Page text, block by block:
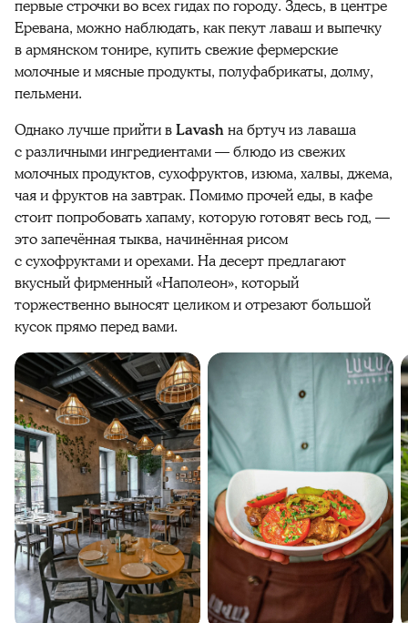
первые строчки во всех гидах по городу. Здесь, в центре
Еревана, можно наблюдать, как пекут лаваш и выпечку
в армянском тонире, купить свежие фермерские
молочные и мясные продукты, полуфабрикаты, долму,
пельмени.
Однако лучше прийти вLavashна бртуч из лаваша
с различными ингредиентами — блюдо из свежих
молочных продуктов, сухофруктов, изюма, халвы, джема,
чая и фруктов на завтрак. Помимо прочей еды, в кафе
стоит попробовать хапаму, которую готовят весь год, —
это запечённая тыква, начинённая рисом
с сухофруктами и орехами. На десерт предлагают
вкусный фирменный «Наполеон», который
торжественно выносят целиком и отрезают большой
кусок прямо перед вами.